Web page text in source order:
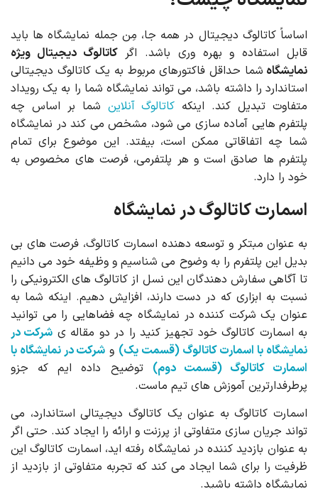
اساساً کاتالوگ دیجیتال در همه جا، مِن جمله نمایشگاه ها باید
قابل استفاده و بهره وری باشد. اگرکاتالوگ دیجیتال ویژه
نمایشگاه شما حداقل فاکتورهای مربوط به یک کاتالوگ دیجیتالی
استاندارد را داشته باشد، می تواند نمایشگاه شما را به یک رویداد
متفاوت تبدیل کند. اینکه کاتالوگ آنلاین شما بر اساس چه
پلتفرم هایی آماده سازی می شود، مشخص می کند در نمایشگاه
شما چه اتفاقاتی ممکن است، بیفتد. این موضوع برای تمام
پلتفرم ها صادق است و هر پلتفرمی، فرصت های مخصوص به
خود را دارد.
اسمارت کاتالوگ در نمایشگاه
به عنوان مبتکر و توسعه دهنده اسمارت کاتالوگ، فرصت های بی
بدیل این پلتفرم را به وضوح می شناسیم و وظیفه خود می دانیم
تا آگاهی سفارش دهندگان این نسل از کاتالوگ های الکترونیکی را
نسبت به ابزاری که در دست دارند، افزایش دهیم. اینکه شما به
عنوان یک شرکت کننده در نمایشگاه چه فضاهایی را می توانید
به اسمارت کاتالوگ خود تجهیز کنید را در دو مقاله ی شرکت در
نمایشگاه با اسمارت کاتالوگ (قسمت یک) و شرکت در نمایشگاه با
اسمارت کاتالوگ (قسمت دوم) توضیح داده ایم که جزو
پرطرفدارترین آموزش های تیم ماست.
اسمارت کاتالوگ به عنوان یک کاتالوگ دیجیتالی استاندارد، می
تواند جریان سازی متفاوتی از پرزنت و ارائه را ایجاد کند. حتی اگر
به عنوان بازدید کننده در نمایشگاه رفته اید، اسمارت کاتالوگ این
ظرفیت را برای شما ایجاد می کند که تجربه متفاوتی از بازدید از
نمایشگاه داشته باشید.